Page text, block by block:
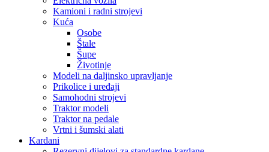
Kamioni i radni strojevi
Kuća
Osobe
Štale
Šupe
Životinje
Modeli na daljinsko upravljanje
Prikolice i uređaji
Samohodni strojevi
Traktor modeli
Traktor na pedale
Vrtni i šumski alati
Kardani